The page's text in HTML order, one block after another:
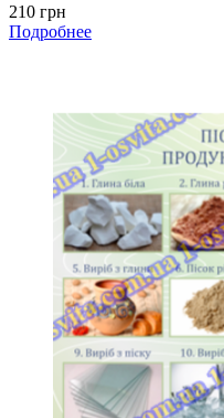
210 грн
Подробнее